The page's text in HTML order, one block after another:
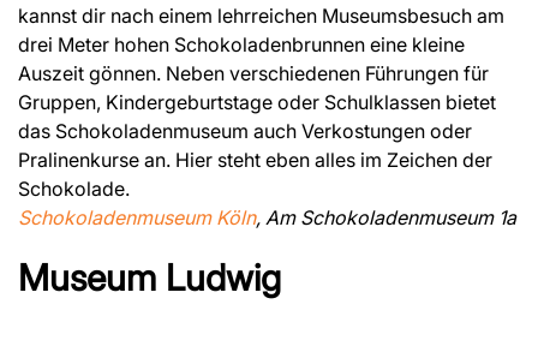
kannst dir nach einem lehrreichen Museumsbesuch am
drei Meter hohen Schokoladenbrunnen eine kleine
Auszeit gönnen. Neben verschiedenen Führungen für
Gruppen, Kindergeburtstage oder Schulklassen bietet
das Schokoladenmuseum auch Verkostungen oder
Pralinenkurse an. Hier steht eben alles im Zeichen der
Schokolade.
Schokoladenmuseum Köln, Am Schokoladenmuseum 1a
Museum Ludwig